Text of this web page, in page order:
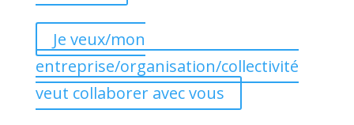
Je veux/mon
entreprise/organisation/collectivité
veut collaborer avec vous